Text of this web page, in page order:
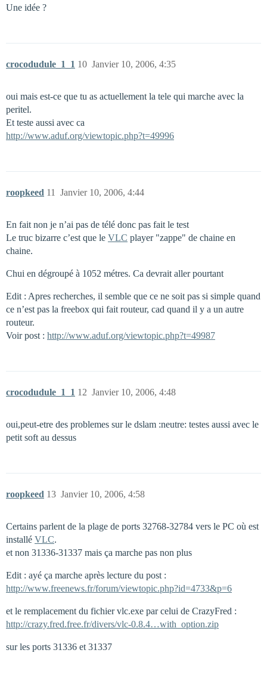
Une idée ?
crocodudule_1_1 Janvier 10, 2006, 4:35
10
oui mais est-ce que tu as actuellement la tele qui marche avec la
peritel.
Et teste aussi avec ca
http://www.aduf.org/viewtopic.php?t=49996
roopkeed Janvier 10, 2006, 4:44
11
En fait non je n’ai pas de télé donc pas fait le test
Le truc bizarre c’est que le VLC player "zappe" de chaine en
chaine.
Chui en dégroupé à 1052 métres. Ca devrait aller pourtant
Edit : Apres recherches, il semble que ce ne soit pas si simple quand
ce n’est pas la freebox qui fait routeur, cad quand il y a un autre
routeur.
Voir post : http://www.aduf.org/viewtopic.php?t=49987
crocodudule_1_1 Janvier 10, 2006, 4:48
12
oui,peut-etre des problemes sur le dslam :neutre: testes aussi avec le
petit soft au dessus
roopkeed Janvier 10, 2006, 4:58
13
Certains parlent de la plage de ports 32768-32784 vers le PC où est
installé VLC.
et non 31336-31337 mais ça marche pas non plus
Edit : ayé ça marche après lecture du post :
http://www.freenews.fr/forum/viewtopic.php?id=4733&p=6
et le remplacement du fichier vlc.exe par celui de CrazyFred :
http://crazy.fred.free.fr/divers/vlc-0.8.4…with_option.zip
sur les ports 31336 et 31337